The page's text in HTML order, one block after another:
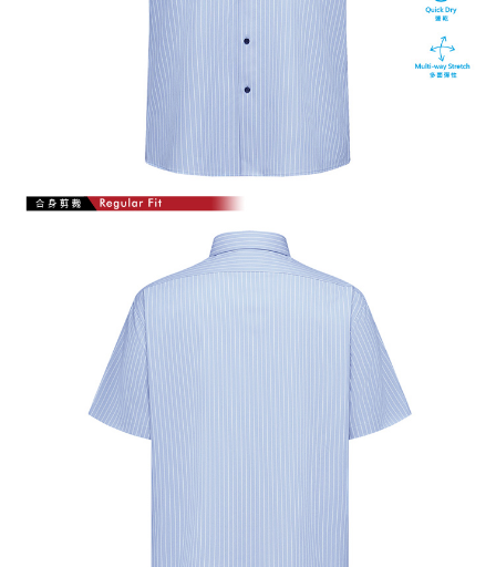
權轉讓予恩沛科技股份有限公司。
２．關於個人資料處理事宜，請瀏覽以下網址：
https://aftee.tw/terms/#terms3
３．未成年的使用者請事先徵得法定代理人或監護人之同意方可使用
「AFTEE先享後付」，若未經同意申辦者引起之損失，本公司不負相關責
４．使用「AFTEE先享後付」時，將依據個別帳號之用戶狀況，依本公司即
時審查核予不同之上限額度；若仍有額度不足之情形，本公司將視審查結果
請求用戶進行身份認證。
恩沛科技股份有限公司將有權停止該用戶之使用額度並採取法律行動。